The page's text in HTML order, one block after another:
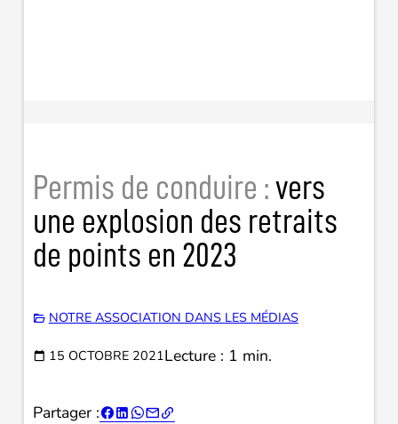
Permis de conduire : vers
une explosion des retraits
de points en 2023
NOTRE ASSOCIATION DANS LES MÉDIAS
15 OCTOBRE 2021Lecture : 1 min.
Partager :  